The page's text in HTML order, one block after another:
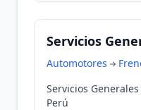
Servicios
Automotores
Servicios
Perú